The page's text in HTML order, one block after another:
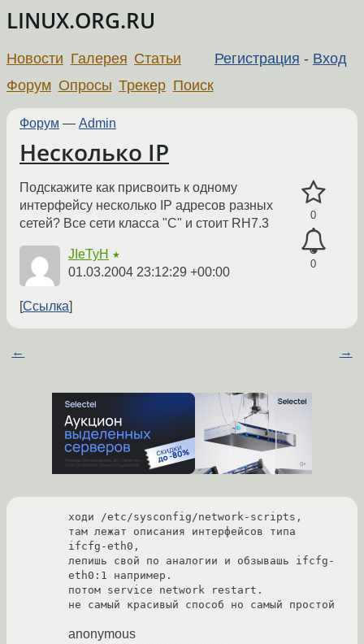
LINUX.ORG.RU
Регистрация - Вход
Новости Галерея Статьи
Форум Опросы Трекер Поиск
Форум — Admin
Несколько IP
0
0
Подскажите как присвоить к одному
интерфейсу несколько IP адресов разных
сетей? Все сети класса "С" и стоит RH7.3
JIeTyH ★
01.03.2004 23:12:29 +00:00
Ссылка
← →
ходи /etc/sysconfig/network-scripts,
там лежат описания интерфейсов типа
ifcfg-eth0,
лепишь свой по аналогии и обзывашь ifcfg-
eth0:1 например.
потом service network restart.
не самый красивый способ но самый простой
anonymous